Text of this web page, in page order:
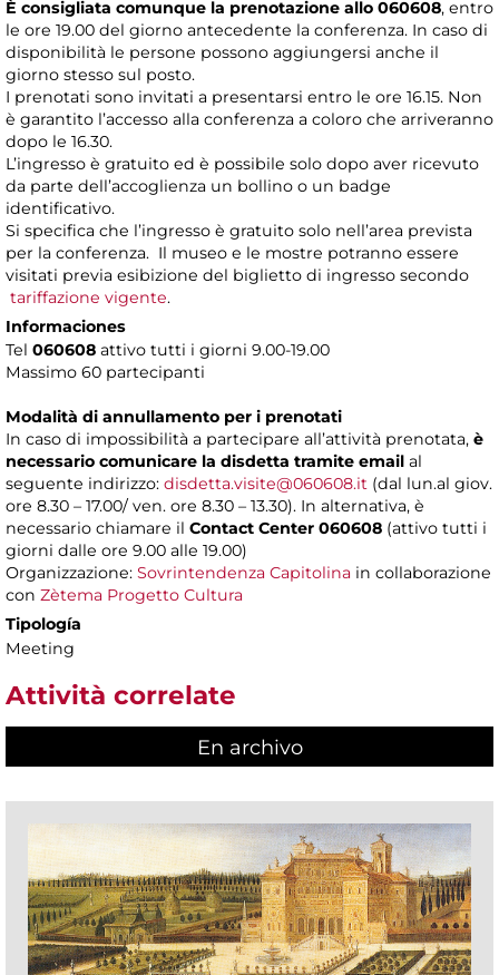
È consigliata comunque la prenotazione allo 060608, entro
le ore 19.00 del giorno antecedente la conferenza. In caso di
disponibilità le persone possono aggiungersi anche il
giorno stesso sul posto.
I prenotati sono invitati a presentarsi entro le ore 16.15. Non
è garantito l’accesso alla conferenza a coloro che arriveranno
dopo le 16.30.
L’ingresso è gratuito ed è possibile solo dopo aver ricevuto
da parte dell’accoglienza un bollino o un badge
identificativo.
Si specifica che l’ingresso è gratuito solo nell’area prevista
per la conferenza. Il museo e le mostre potranno essere
visitati previa esibizione del biglietto di ingresso secondo
tariffazione vigente.
Informaciones
Tel 060608 attivo tutti i giorni 9.00-19.00
Massimo 60 partecipanti
Modalità di annullamento per i prenotati
In caso di impossibilità a partecipare all’attività prenotata, è
necessario comunicare la disdetta tramite email al
seguente indirizzo: disdetta.visite@060608.it (dal lun.al giov.
ore 8.30 – 17.00/ ven. ore 8.30 – 13.30). In alternativa, è
necessario chiamare il Contact Center 060608 (attivo tutti i
giorni dalle ore 9.00 alle 19.00)
Organizzazione: Sovrintendenza Capitolina in collaborazione
con Zètema Progetto Cultura
Tipología
Meeting
Attività correlate
En archivo